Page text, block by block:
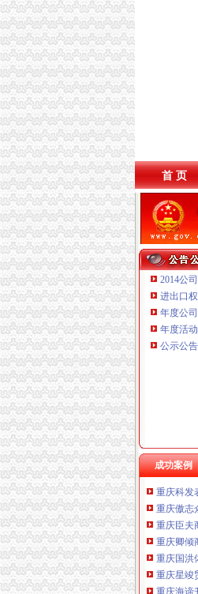
本站导航
首 页
2014公
进出口
年度公
年度活
公示公告
成功案例
重庆鸽牌
重庆科发
重庆傲志
重庆臣夫
重庆卿倾
重庆国洪
重庆星竣
重庆海谛